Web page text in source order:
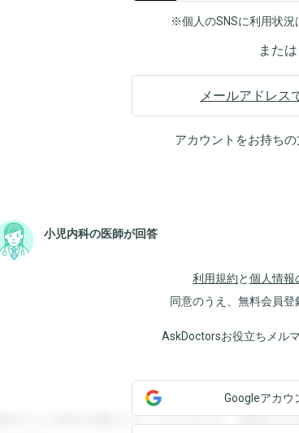
※個人のSNSに利用状況
または
メールアドレス
アカウントをお持ちの
小児内科の医師が回答
利用規約と個人情報
同意のうえ、無料会員
AskDoctorsお役立ちメル
登録すると回答を閲覧することができます。登録する
Googleアカウ